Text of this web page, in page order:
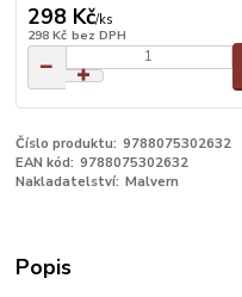
298 Kč/ks
298 Kč bez DPH
Číslo produktu: 9788075302632
EAN kód: 9788075302632
Nakladatelství: Malvern
Popis